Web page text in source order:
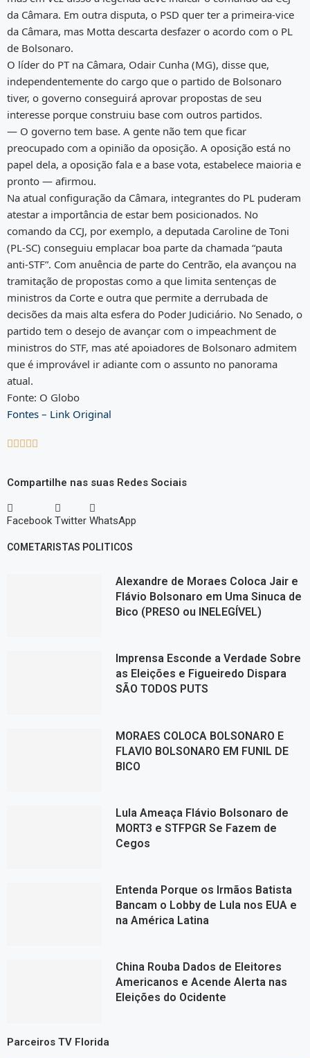
da Câmara. Em outra disputa, o PSD quer ter a primeira-vice
da Câmara, mas Motta descarta desfazer o acordo com o PL
de Bolsonaro.
O líder do PT na Câmara, Odair Cunha (MG), disse que,
independentemente do cargo que o partido de Bolsonaro
tiver, o governo conseguirá aprovar propostas de seu
interesse porque construiu base com outros partidos.
— O governo tem base. A gente não tem que ficar
preocupado com a opinião da oposição. A oposição está no
papel dela, a oposição fala e a base vota, estabelece maioria e
pronto — afirmou.
Na atual configuração da Câmara, integrantes do PL puderam
atestar a importância de estar bem posicionados. No
comando da CCJ, por exemplo, a deputada Caroline de Toni
(PL-SC) conseguiu emplacar boa parte da chamada “pauta
anti-STF”. Com anuência de parte do Centrão, ela avançou na
tramitação de propostas como a que limita sentenças de
ministros da Corte e outra que permite a derrubada de
decisões da mais alta esfera do Poder Judiciário. No Senado, o
partido tem o desejo de avançar com o impeachment de
ministros do STF, mas até apoiadores de Bolsonaro admitem
que é improvável ir adiante com o assunto no panorama
atual.
Fonte: O Globo
Fontes – Link Original
    
Compartilhe nas suas Redes Sociais
Facebook Twitter WhatsApp
COMETARISTAS POLITICOS
Alexandre de Moraes Coloca Jair e
Flávio Bolsonaro em Uma Sinuca de
Bico (PRESO ou INELEGÍVEL)
Imprensa Esconde a Verdade Sobre
as Eleições e Figueiredo Dispara
SÃO TODOS PUTS
MORAES COLOCA BOLSONARO E
FLAVIO BOLSONARO EM FUNIL DE
BICO
Lula Ameaça Flávio Bolsonaro de
MORT3 e STFPGR Se Fazem de
Cegos
Entenda Porque os Irmãos Batista
Bancam o Lobby de Lula nos EUA e
na América Latina
China Rouba Dados de Eleitores
Americanos e Acende Alerta nas
Eleições do Ocidente
Parceiros TV Florida